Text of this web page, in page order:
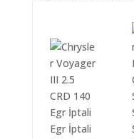
Egr İptali